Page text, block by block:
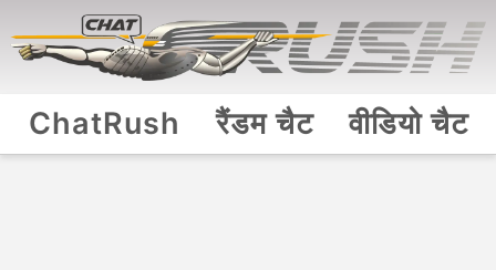
ChatRush रैंडम चैट वीडियो चैट